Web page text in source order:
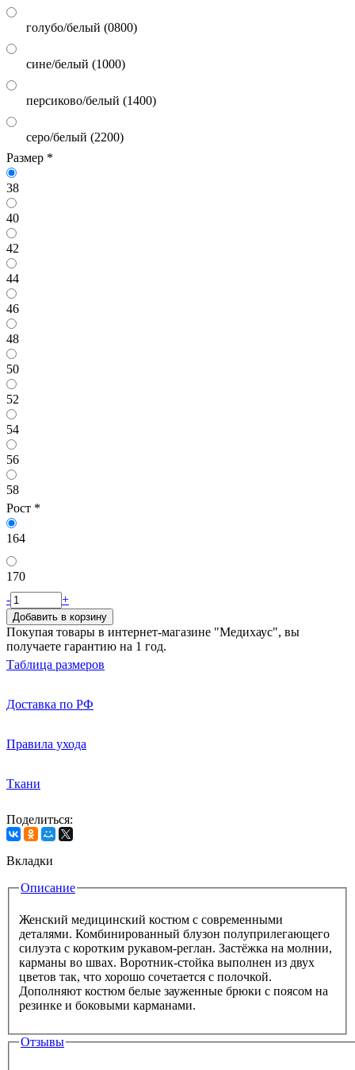
голубо/белый (0800)
сине/белый (1000)
персиково/белый (1400)
серо/белый (2200)
Размер *
38
40
42
44
46
48
50
52
54
56
58
Рост *
164
170
-
+
Добавить в корзину
Покупая товары в интернет-магазине "Медихаус", вы
получаете гарантию на 1 год.
Таблица размеров
Доставка по РФ
Правила ухода
Ткани
Поделиться:
Вкладки
Описание
Женский медицинский костюм с современными
деталями. Комбинированный блузон полуприлегающего
силуэта с коротким рукавом-реглан. Застёжка на молнии,
карманы во швах. Воротник-стойка выполнен из двух
цветов так, что хорошо сочетается с полочкой.
Дополняют костюм белые зауженные брюки с поясом на
резинке и боковыми карманами.
Отзывы